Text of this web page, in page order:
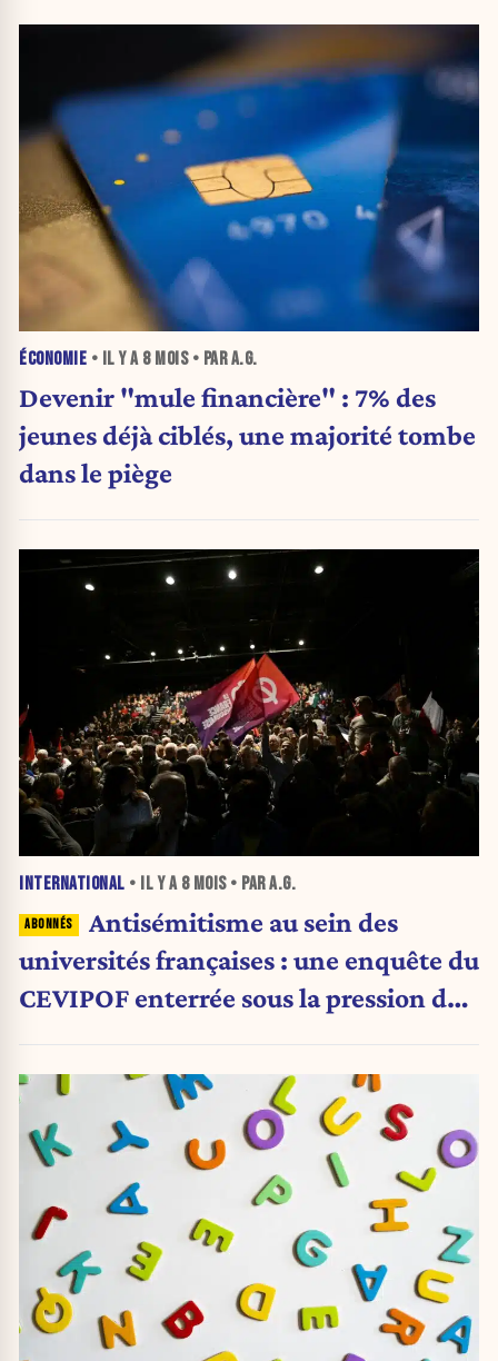
ÉCONOMIE • IL Y A 8 MOIS• PAR A.G.
Devenir "mule financière" : 7% des
jeunes déjà ciblés, une majorité tombe
dans le piège
INTERNATIONAL • IL Y A 8 MOIS• PAR A.G.
Antisémitisme au sein des
universités françaises : une enquête du
CEVIPOF enterrée sous la pression de